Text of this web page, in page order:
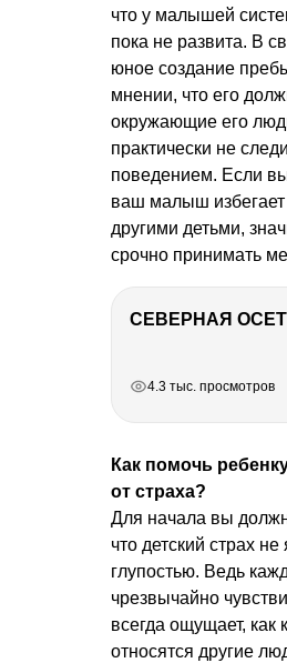
что у малышей
пока не развита. В
юное создание
мнении, что его
окружающие его
практически не
поведением. Если
ваш малыш
другими детьми,
срочно принимать
4.3 тыс. просмотров
Как помочь
от страха?
Для начала вы
что детский страх не
глупостью. Ведь
чрезвычайно
всегда ощущает, как
относятся другие